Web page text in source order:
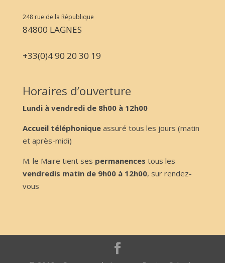
248 rue de la République
84800 LAGNES
+33(0)4 90 20 30 19
Horaires d’ouverture
Lundi à vendredi de 8h00 à 12h00
Accueil téléphoniqueassuré tous les jours (matin
et après-midi)
M. le Maire tient ses permanences tous les
vendredis matin de 9h00 à 12h00, sur rendez-
vous